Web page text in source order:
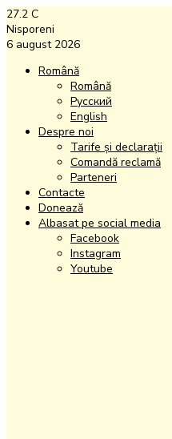
27.2 C
Nisporeni
6 august 2026
Română
Română
Русский
English
Despre noi
Tarife și declarații
Comandă reclamă
Parteneri
Contacte
Donează
Albasat pe social media
Facebook
Instagram
Youtube